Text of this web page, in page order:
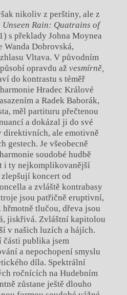
nikoliv z perštiny, ale z
Unseen Rain: Quatrains of
s překlady Johna Moynea
Wanda Dobrovská,
Vltava. V původním
opravdu až vesmírně,
do kontrastu s téměř
Hradec Králové
a Radek Baborák,
měl partituru přečtenou
a dokázal ji do své
direktivních, ale emotivně
gestech. Je všeobecně
soudobé hudbě
i ty nejkomplikovanější
zlepšují koncert od
a zvláště kontrabasy
jsou patřičně eruptivní,
tlučou, dřeva jsou
jiskřivá. Zvláštní kapitolou
v našich luzích a hájích.
části publika jsem
a nepochopení smyslu
díla. Spektrální
ročnících na Hudebním
zůstane ještě dlouho